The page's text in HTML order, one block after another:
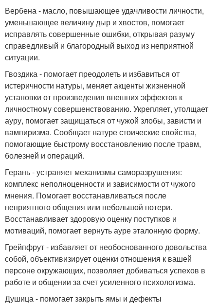
Вербена - масло, повышающее удачливости личности,
уменьшающее величину дыр и хвостов, помогает
исправлять совершенные ошибки, открывая разуму
справедливый и благородный выход из неприятной
ситуации.
Гвоздика - помогает преодолеть и избавиться от
истеричности натуры, меняет акценты жизненной
установки от произведения внешних эффектов к
личностному совершенствованию. Укрепляет, утолщает
ауру, помогает защищаться от чужой злобы, зависти и
вампиризма. Сообщает натуре стоические свойства,
помогающие быстрому восстановлению после травм,
болезней и операций.
Герань - устраняет механизмы саморазрушения:
комплекс неполноценности и зависимости от чужого
мнения. Помогает восстанавливаться после
неприятного общения или небольшой потери.
Восстанавливает здоровую оценку поступков и
мотиваций, помогает вернуть ауре эталонную форму.
Грейпфрут - избавляет от необоснованного довольства
собой, объективизирует оценки отношения к вашей
персоне окружающих, позволяет добиваться успехов в
работе и общении за счет усиленного психологизма.
Душица - помогает закрыть ямы и дефекты